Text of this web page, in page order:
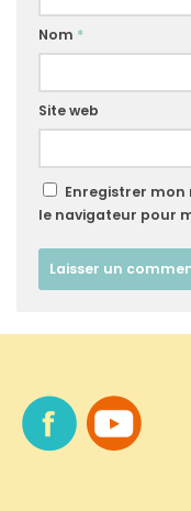
Nom *
Site web
Enregistrer
le navigateur pour